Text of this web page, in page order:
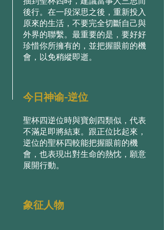
後⾏。在⼀段深思之後，重新投⼊
原來的⽣活，不要完全切斷⾃⼰與
外界的聯繫。最重要的是，要好好
珍惜你所擁有的，並把握眼前的機
會，以免稍縱即逝。
今日神谕-逆位
聖杯四逆位時與寶劍四類似，代表
不滿⾜即將結束。跟正位⽐起來，
逆位的聖杯四較能把握眼前的機
會，也表現出對⽣命的熱忱，願意
展開⾏動。
象征人物